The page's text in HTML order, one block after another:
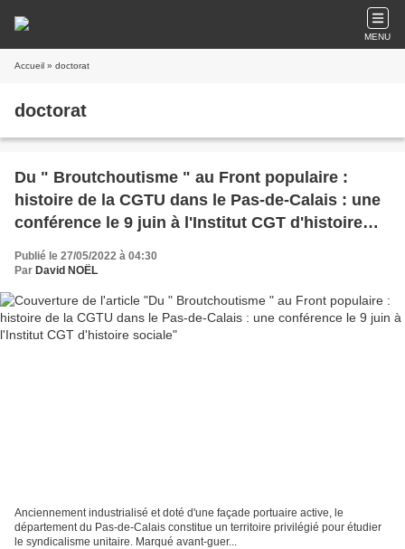
MENU
Accueil » doctorat
doctorat
Du " Broutchoutisme " au Front populaire :
histoire de la CGTU dans le Pas-de-Calais : une
conférence le 9 juin à l'Institut CGT d'histoire
sociale
Publié le 27/05/2022 à 04:30
Par David NOËL
Anciennement industrialisé et doté d'une façade portuaire active, le
département du Pas-de-Calais constitue un territoire privilégié pour étudier
le syndicalisme unitaire. Marqué avant-guer...